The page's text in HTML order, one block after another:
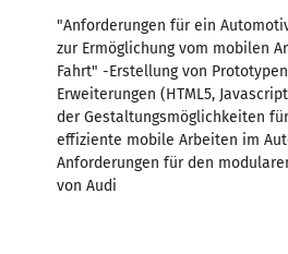
"Anforderungen für ein
zur Ermöglichung vom mobilen
Fahrt" -Erstellung von
Erweiterungen (HTML5,
der Gestaltungsmöglichkeiten
effiziente mobile Arbeiten im
Anforderungen für den
von Audi